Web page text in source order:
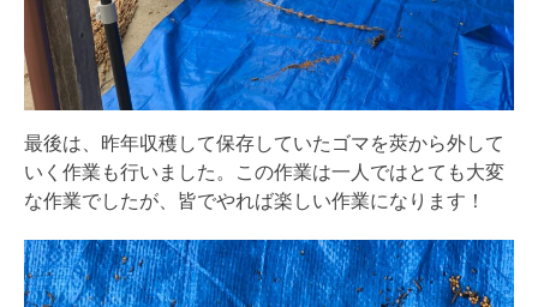
最後は、昨年収穫して保存していたゴマを莢から外して
いく作業も行いました。この作業は一人ではとても大変
な作業でしたが、皆でやれば楽しい作業になります！